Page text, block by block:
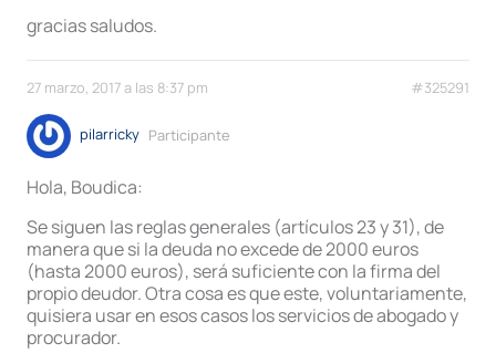
gracias saludos.
27 marzo, 2017 a las 8:37 pm #325291
pilarricky Participante
Hola, Boudica:
Se siguen las reglas generales (artículos 23 y 31), de
manera que si la deuda no excede de 2000 euros
(hasta 2000 euros), será suficiente con la firma del
propio deudor. Otra cosa es que este, voluntariamente,
quisiera usar en esos casos los servicios de abogado y
procurador.